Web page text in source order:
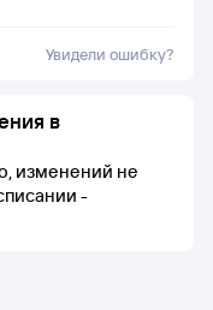
Увидели ошибку?
в
изменений не
-